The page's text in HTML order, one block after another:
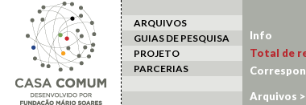
ARQUIVOS
GUIAS DE PESQUISA
PROJETO
PARCERIAS
Info
Total de
Arquivos >